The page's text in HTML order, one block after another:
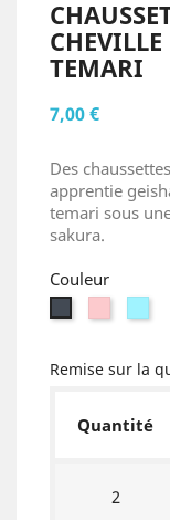
TEMARI
7,00 €
Des
apprentie
temari sous
sakura.
Couleur
Remise sur la
Quantité
2